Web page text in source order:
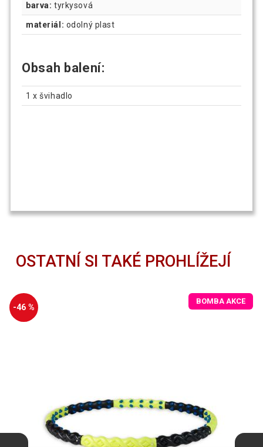
barva: tyrkysová
materiál: odolný plast
Obsah balení:
1 x švihadlo
OSTATNÍ SI TAKÉ PROHLÍŽEJÍ
-46 %
BOMBA AKCE